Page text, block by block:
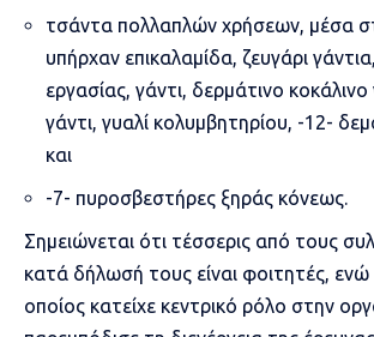
τσάντα πολλαπλών χρήσεων, μέσα
υπήρχαν επικαλαμίδα, ζευγάρι
εργασίας, γάντι, δερμάτινο κοκάλινο
γάντι, γυαλί κολυμβητηρίου, -12-
και
-7- πυροσβεστήρες ξηράς κόνεως.
Σημειώνεται ότι τέσσερις από τους
κατά δήλωσή τους είναι φοιτητές,
οποίος κατείχε κεντρικό ρόλο στην